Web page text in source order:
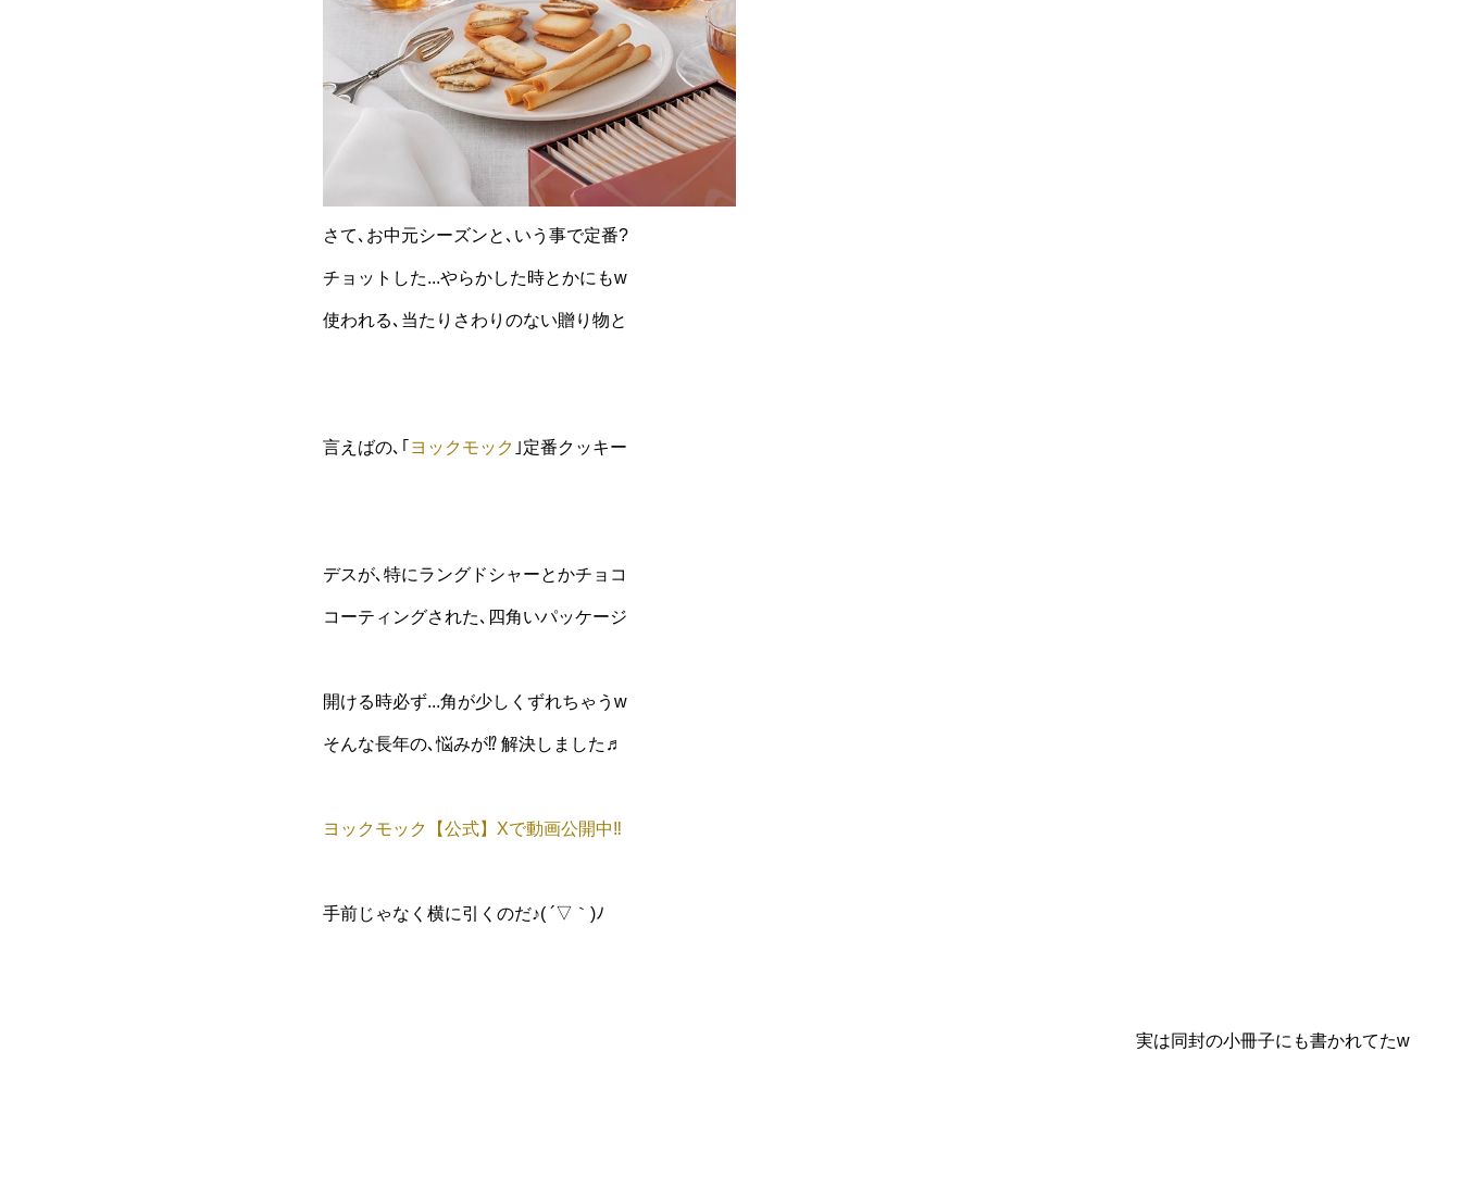
さて､お中元シーズンと､いう事で定番?
チョットした...やらかした時とかにもw
使われる､当たりさわりのない贈り物と
言えばの､｢ ヨックモック ｣定番クッキー
デスが､特にラングドシャーとかチョコ
コーティングされた､四角いパッケージ
開ける時必ず...角が少しくずれちゃうw
そんな長年の､悩みが⁉ 解決しました♬
ヨックモック【公式】Xで動画公開中‼
手前じゃなく横に引くのだ♪( ´▽｀)ﾉ
実は同封の小冊子にも書かれてたw